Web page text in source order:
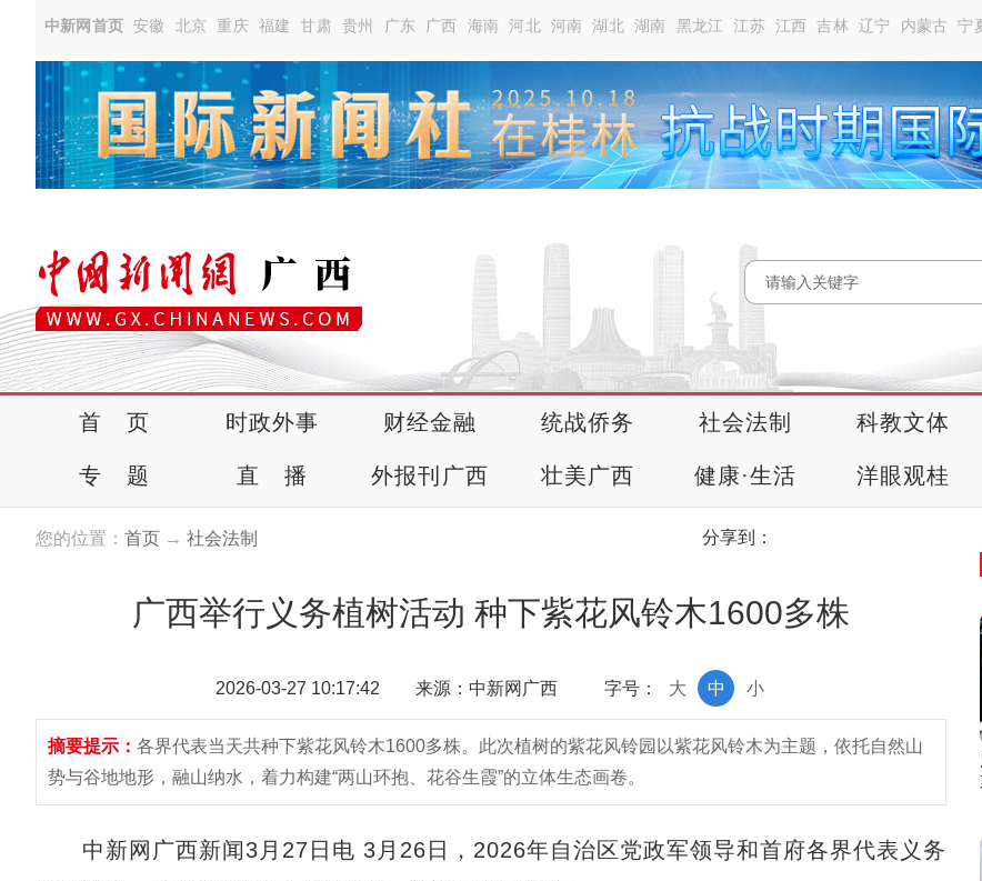
中新网首页 安徽 北京 重庆 福建 甘肃 贵州 广东 广西 海南 河北 河南 湖北 湖南 黑龙江 江苏 江西 吉林 辽宁 内蒙古 宁
首 页 时政外事 财经金融 统战侨务 社会法制 科教文体
专 题 直 播 外报刊广西 壮美广西 健康·生活 洋眼观桂
您的位置： 首页 → 社会法制 分享到：
广西举行义务植树活动 种下紫花风铃木1600多株
2026-03-27 10:17:42 来源：中新网广西 字号： 小
中
大
摘要提示： 各界代表当天共种下紫花风铃木1600多株。此次植树的紫花风铃园以紫花风铃木为主题，依托自然山
势与谷地地形，融山纳水，着力构建“两山环抱、花谷生霞”的立体生态画卷。
中新网广西新闻3月27日电 3月26日，2026年自治区党政军领导和首府各界代表义务